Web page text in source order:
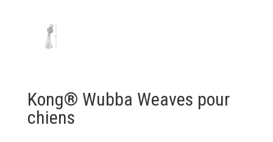
Kong® Wubba Weaves pour
chiens